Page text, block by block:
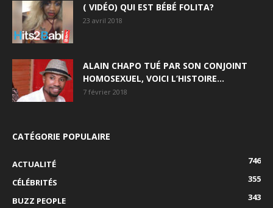
( VIDÉO) QUI EST BÉBÉ FOLITA?
23 avril 2018
ALAIN CHAPO TUÉ PAR SON CONJOINT
HOMOSEXUEL, VOICI L’HISTOIRE…
7 février 2018
CATÉGORIE POPULAIRE
ACTUALITÉ
746
CÉLÉBRITÉS
355
BUZZ PEOPLE
343